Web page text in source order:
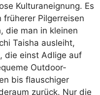
Kulturaneignung. Es
Pilgerreisen
die man in kleinen
Taisha ausleiht,
die einst Adlige auf
Outdoor-
bis flauschiger
zurück. Nur die